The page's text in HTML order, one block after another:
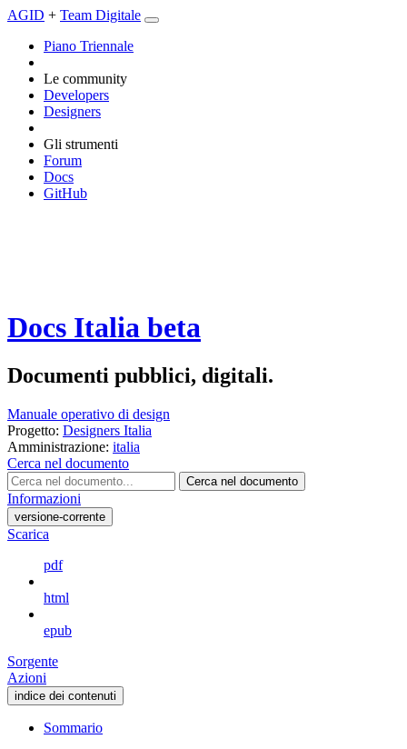
AGID + Team Digitale
Piano Triennale
Le community
Developers
Designers
Gli strumenti
Forum
Docs
GitHub
Docs Italia beta
Documenti pubblici, digitali.
Manuale operativo di design
Progetto: Designers Italia
Amministrazione: italia
Cerca nel documento
Cerca nel documento
Informazioni
versione-corrente
Scarica
pdf
html
epub
Sorgente
Azioni
indice dei contenuti
Sommario